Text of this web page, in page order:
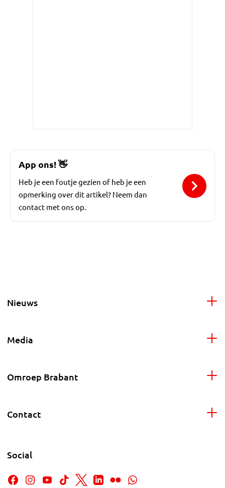
App ons!👋
Heb je een foutje gezien of heb je een
opmerking over dit artikel? Neem dan
contact met ons op.
Nieuws
Media
Omroep Brabant
Contact
Social